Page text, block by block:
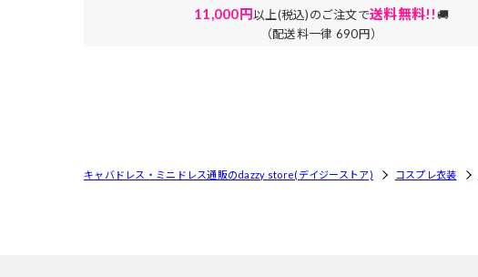
11,000円以上(税込)のご注文で送料無料!!🚚
（配送料一律 690円）
キャバドレス・ミニドレス通販のdazzy store(デイジーストア) コスプレ衣装